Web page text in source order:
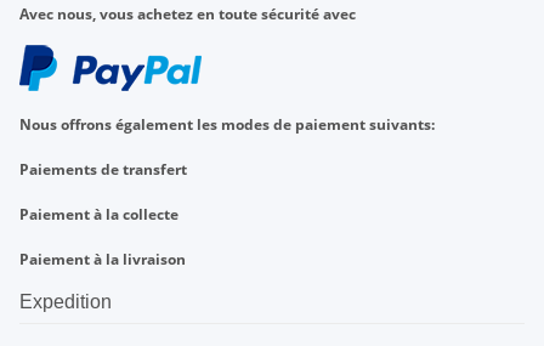
Avec nous, vous achetez en toute sécurité avec
Nous offrons également les modes de paiement suivants:
Paiements de transfert
Paiement à la collecte
Paiement à la livraison
Expedition